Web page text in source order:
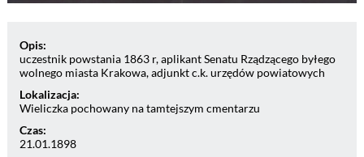
Opis:
uczestnik powstania 1863 r, aplikant Senatu Rządzącego byłego
wolnego miasta Krakowa, adjunkt c.k. urzędów powiatowych
Lokalizacja:
Wieliczka pochowany na tamtejszym cmentarzu
Czas:
21.01.1898